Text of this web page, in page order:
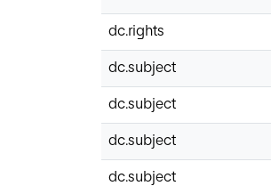
dc.rights
dc.subject
dc.subject
dc.subject
dc.subject